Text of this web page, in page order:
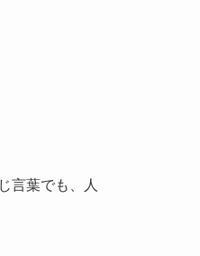
言葉でも、人